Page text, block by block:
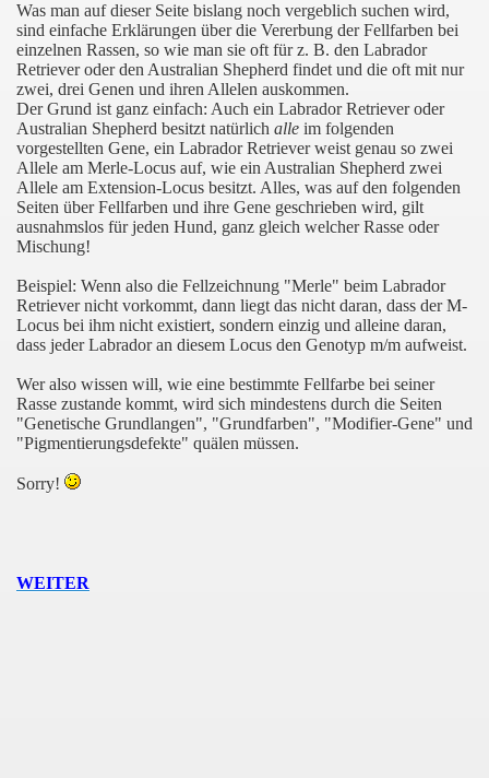
Was man auf dieser Seite bislang noch vergeblich suchen wird,
sind einfache Erklärungen über die Vererbung der Fellfarben bei
einzelnen Rassen, so wie man sie oft für z. B. den Labrador
Retriever oder den Australian Shepherd findet und die oft mit nur
zwei, drei Genen und ihren Allelen auskommen.
Der Grund ist ganz einfach: Auch ein Labrador Retriever oder
Australian Shepherd besitzt natürlich alle im folgenden
vorgestellten Gene, ein Labrador Retriever weist genau so zwei
Allele am Merle-Locus auf, wie ein Australian Shepherd zwei
Allele am Extension-Locus besitzt. Alles, was auf den folgenden
Seiten über Fellfarben und ihre Gene geschrieben wird, gilt
ausnahmslos für jeden Hund, ganz gleich welcher Rasse oder
Mischung!
Beispiel: Wenn also die Fellzeichnung "Merle" beim Labrador
Retriever nicht vorkommt, dann liegt das nicht daran, dass der M-
Locus bei ihm nicht existiert, sondern einzig und alleine daran,
dass jeder Labrador an diesem Locus den Genotyp m/m aufweist.
Wer also wissen will, wie eine bestimmte Fellfarbe bei seiner
Rasse zustande kommt, wird sich mindestens durch die Seiten
"Genetische Grundlangen", "Grundfarben", "Modifier-Gene" und
"Pigmentierungsdefekte" quälen müssen.
Sorry!
WEITER